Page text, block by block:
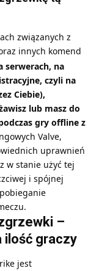
związanych z
innych komend
serwerach, na
czyli na
Ciebie),
lub masz do
gry offline z
Valve,
uprawnień
w stanie użyć tej
i spójnej
–
ilość graczy
jest